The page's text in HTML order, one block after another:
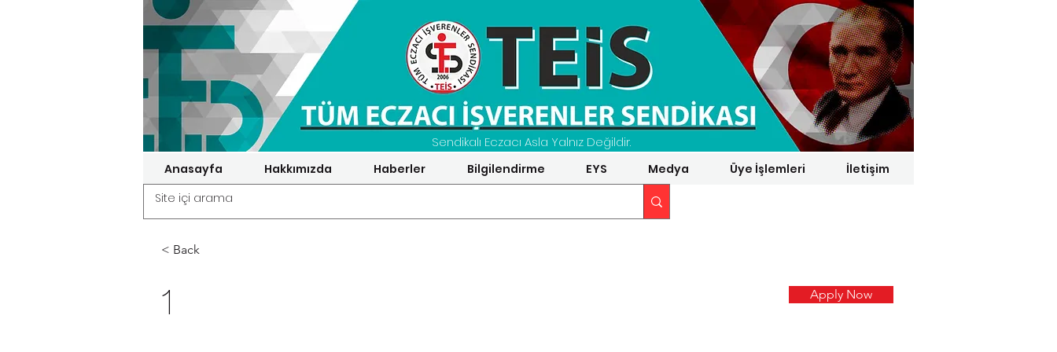
Sendikalı Eczacı Asla Yalnız Değildir.
Anasayfa Hakkımızda Haberler Bilgilendirme EYS Medya Üye İşlemleri İletişim
< Back
1 Apply Now